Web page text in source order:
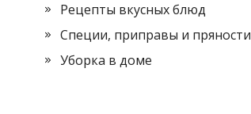
Рецепты вкусных блюд
Специи, приправы и пряности
Уборка в доме